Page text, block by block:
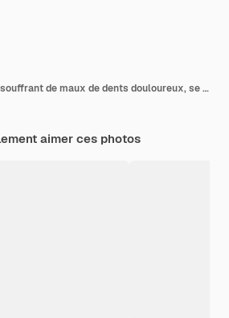
Tenant la joue et souffrant de maux de dents douloureux, se sentant malade, misérable et malheureux, à la recherche d'un dentiste
aimer ces photos